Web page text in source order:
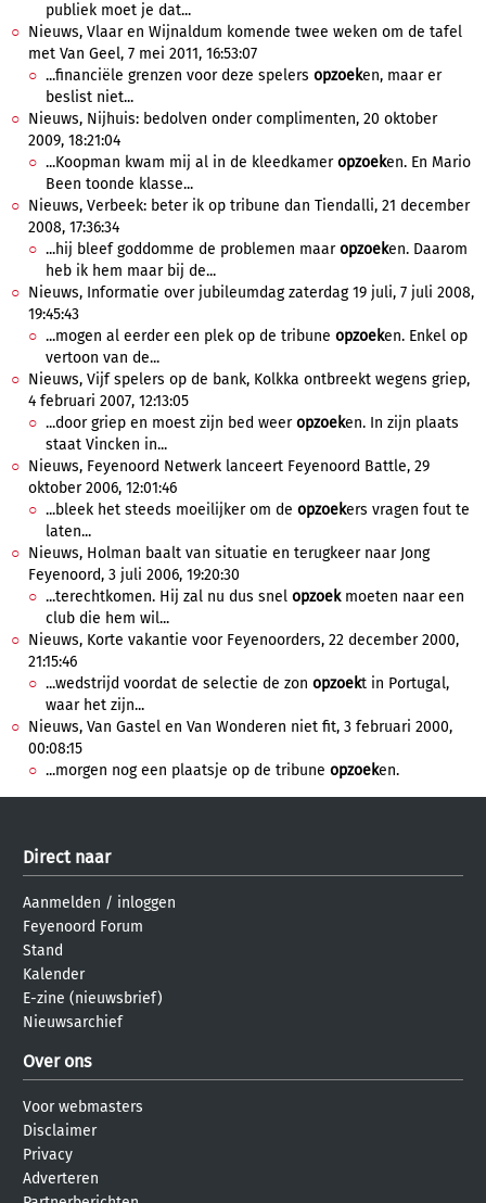
publiek moet je dat...
Nieuws, Vlaar en Wijnaldum komende twee weken om de tafel
met Van Geel, 7 mei 2011, 16:53:07
...financiële grenzen voor deze spelers opzoeken, maar er
beslist niet...
Nieuws, Nijhuis: bedolven onder complimenten, 20 oktober
2009, 18:21:04
...Koopman kwam mij al in de kleedkameropzoeken. En Mario
Been toonde klasse...
Nieuws, Verbeek: beter ik op tribune dan Tiendalli, 21 december
2008, 17:36:34
...hij bleef goddomme de problemen maaropzoeken. Daarom
heb ik hem maar bij de...
Nieuws, Informatie over jubileumdag zaterdag 19 juli, 7 juli 2008,
19:45:43
...mogen al eerder een plek op de tribune opzoeken. Enkel op
vertoon van de...
Nieuws, Vijf spelers op de bank, Kolkka ontbreekt wegens griep,
4 februari 2007, 12:13:05
...door griep en moest zijn bed weeropzoeken. In zijn plaats
staat Vincken in...
Nieuws, Feyenoord Netwerk lanceert Feyenoord Battle, 29
oktober 2006, 12:01:46
...bleek het steeds moeilijker om de opzoekers vragen fout te
laten...
Nieuws, Holman baalt van situatie en terugkeer naar Jong
Feyenoord, 3 juli 2006, 19:20:30
...terechtkomen. Hij zal nu dus snel opzoekmoeten naar een
club die hem wil...
Nieuws, Korte vakantie voor Feyenoorders, 22 december 2000,
21:15:46
...wedstrijd voordat de selectie de zon opzoekt in Portugal,
waar het zijn...
Nieuws, Van Gastel en Van Wonderen niet fit, 3 februari 2000,
00:08:15
...morgen nog een plaatsje op de tribune opzoeken.
Direct naar
Aanmelden / inloggen
Feyenoord Forum
Stand
Kalender
E-zine (nieuwsbrief)
Nieuwsarchief
Over ons
Voor webmasters
Disclaimer
Privacy
Adverteren